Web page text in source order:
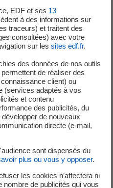
EDF et ses 13
à des informations sur
traceurs) et traitent des
consultées) avec votre
sur les sites edf.fr.
des données de nos outils
de réaliser des
client) ou
(services adaptés à vos
et contenu
des publicités, du
de nouveaux
directe (e-mail,
sont dispensés du
plus ou vous y opposer.
les cookies n’affectera ni
nombre de publicités qui vous